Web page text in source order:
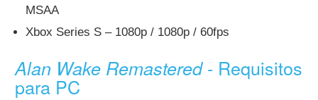
MSAA
Xbox Series S – 1080p / 1080p / 60fps
Alan Wake Remastered- Requisitos
para PC